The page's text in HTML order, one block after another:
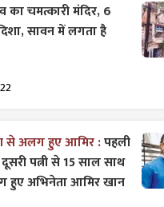
का चमत्कारी मंदिर, 6
सावन में लगता है
से अलग हुए आमिर :पहली
पत्नी से 15 साल साथ
हुए अभिनेता आमिर खान